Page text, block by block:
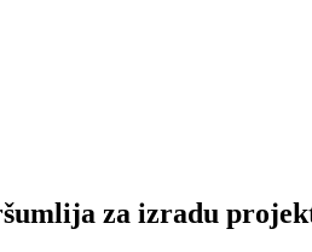
za izradu